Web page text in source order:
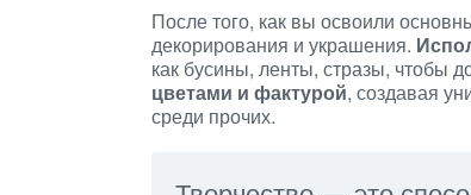
После того, как вы освоили
декорирования и украшения.
как бусины, ленты, стразы, чтобы
цветами и фактурой, создавая
среди прочих.